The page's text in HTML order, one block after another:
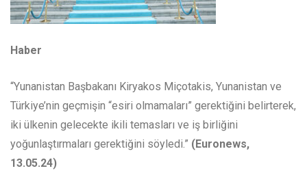
Haber
“Yunanistan Başbakanı Kiryakos Miçotakis, Yunanistan ve
Türkiye’nin geçmişin “esiri olmamaları” gerektiğini belirterek,
iki ülkenin gelecekte ikili temasları ve iş birliğini
yoğunlaştırmaları gerektiğini söyledi.” (Euronews,
13.05.24)